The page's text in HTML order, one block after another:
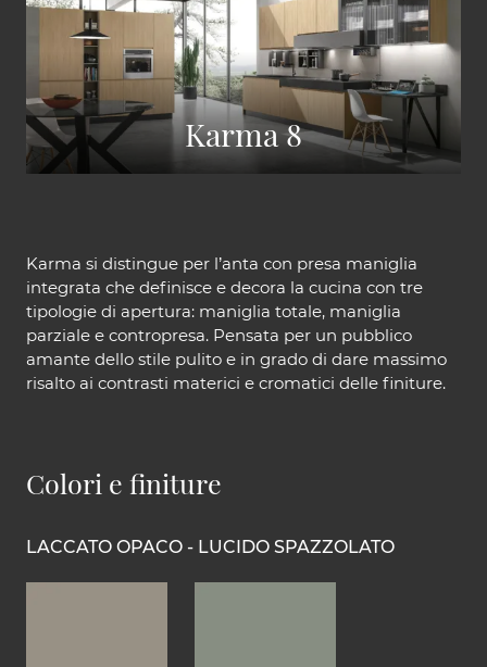
Karma 8
Karma si distingue per l’anta con presa maniglia
integrata che definisce e decora la cucina con tre
tipologie di apertura: maniglia totale, maniglia
parziale e contropresa. Pensata per un pubblico
amante dello stile pulito e in grado di dare massimo
risalto ai contrasti materici e cromatici delle finiture.
Colori e finiture
LACCATO OPACO - LUCIDO SPAZZOLATO